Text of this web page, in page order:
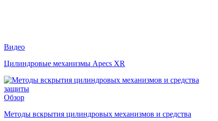
Видео
Цилиндровые механизмы Apecs XR
Обзор
Методы вскрытия цилиндровых механизмов и средства